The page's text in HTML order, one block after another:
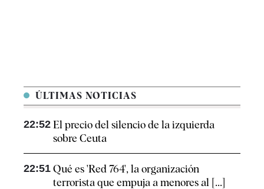
ÚLTIMAS NOTICIAS
22:52 El precio del silencio de la izquierda
sobre Ceuta
22:51 Qué es 'Red 764', la organización
terrorista que empuja a menores al [...]